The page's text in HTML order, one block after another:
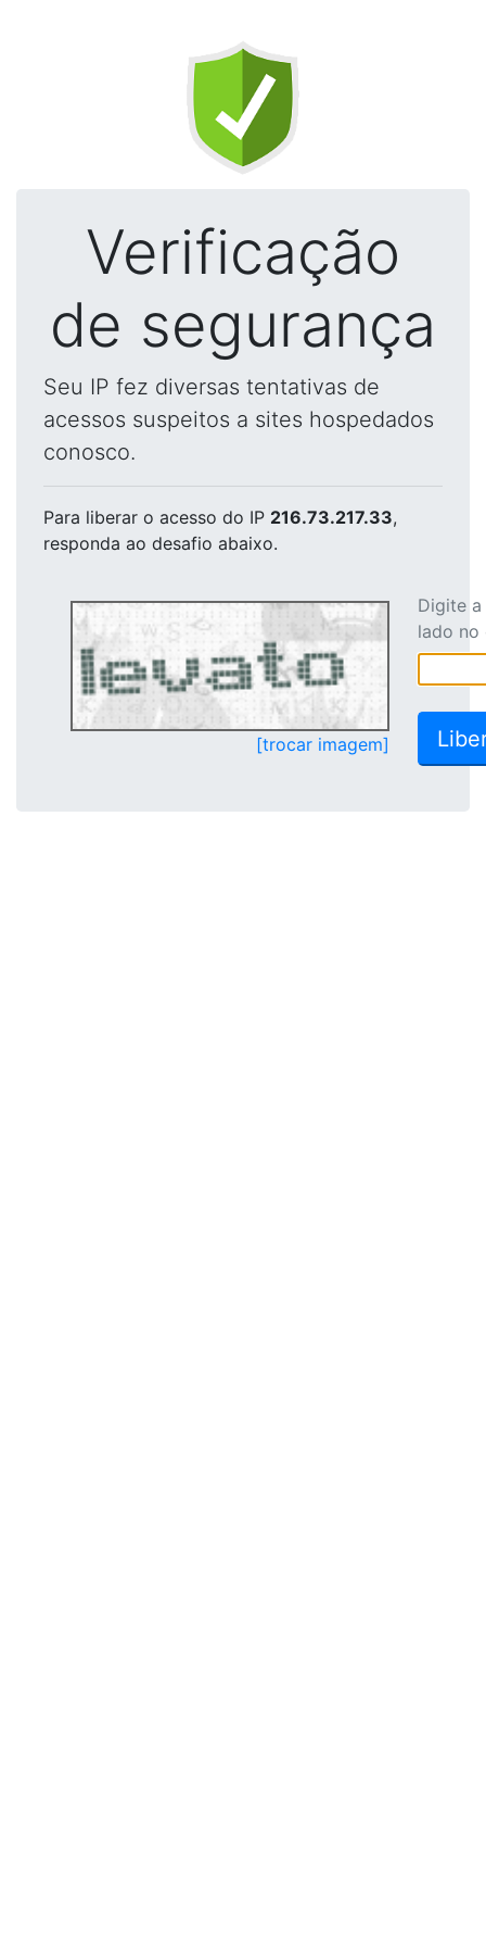
Verificação
de segurança
Seu IP fez diversas tentativas de
acessos suspeitos a sites hospedados
conosco.
Para liberar o acesso do IP 216.73.217.33,
responda ao desafio abaixo.
[trocar imagem]
Digite
lado no